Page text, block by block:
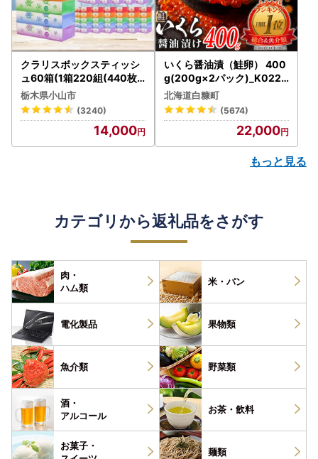
クラリスボックスティッシ
ュ60箱(1箱220組(440枚))
(5個入り×12セット)【配送
不可地域：離島・沖縄県】
【1256759】
栃木県小山市
(3240)
14,000
いくら醤油漬（鮭卵） 400
g(200g×2パック)_K022-
1676
北海道白糠町
(5674)
22,000
もっと見る
カテゴリから返礼品をさがす
肉・
ハム類
米・パン
電化製品 果物類
魚介類 野菜類
酒・
アルコール
お茶・ 飲料
お菓子・
麺類